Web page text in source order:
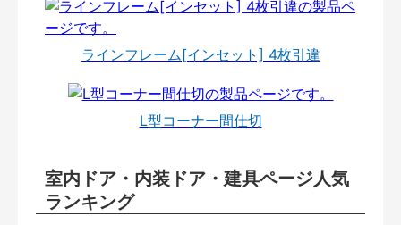
ラインフレーム[インセット] 4枚引違
L型コーナー間仕切
室内ドア・内装ドア・建具ページ人気
ランキング